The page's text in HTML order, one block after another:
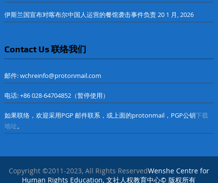
伊斯兰国宣布对喀布尔中国人运营的餐馆袭击事件负责20 1 月, 2026
Contact Us 联络我们
邮件: wchreinfo@protonmail.com
电话: +86 028-64704852（暂停使用）
如果联络，欢迎采用PGP 邮件联系，或上面的protonmail，PGP公钥下载
地址。
Copyright ©2011-2023, All Rights ReservedWenshe Centre for
Human Rights Education, 文社人权教育中心© 版权所有